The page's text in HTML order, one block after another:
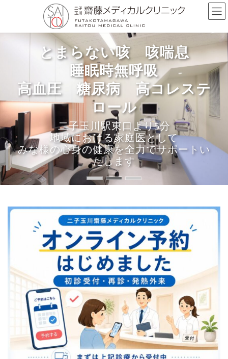
ン
ー
とまらない咳 咳喘息
睡眠時無呼吸
高血圧 糖尿病 高コレステ
ロール
二子玉川駅東口より5分
地域の皆様の健康を全力でサポートいた
します
とまらない咳 咳喘息
睡眠時無呼吸
高血圧 糖尿病 高コレステ
ロール
二子玉川駅東口より5分
地域における家庭医として
みな様の心身の健康を全力でサポートい
たします
とまらない咳 咳喘息
睡眠時無呼吸
高血圧 糖尿病 高コレステ
ロール
二子玉川駅より5分
当院は働く世代の皆さまを応援するクリ
ニックです